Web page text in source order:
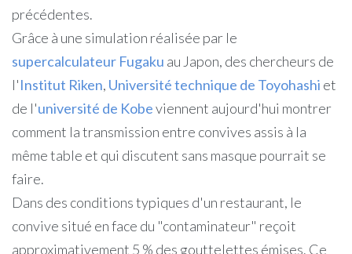
précédentes.
Grâce à une simulation réalisée par le
supercalculateur Fugaku au Japon, des chercheurs de
l'Institut Riken, Université technique de Toyohashi et
de l'université de Kobeviennent aujourd'hui montrer
comment la transmission entre convives assis à la
même table et qui discutent sans masque pourrait se
faire.
Dans des conditions typiques d'un restaurant, le
convive situé en face du "contaminateur" reçoit
approximativement 5 % des gouttelettes émises. Ce